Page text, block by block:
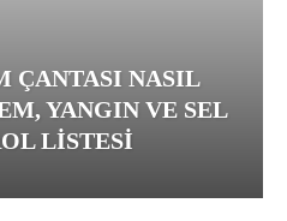
ÇANTASI NASIL
YANGIN VE SEL
LISTESI